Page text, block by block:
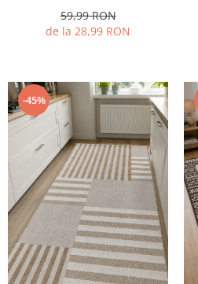
59,99 RON
de la 28,99 RON
-45%